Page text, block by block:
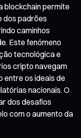
blockchain permite
dos padrões
caminhos
Este fenómeno
tecnológica e
cripto navegam
entre os ideais de
nacionais. O
dos desafios
com o aumento da